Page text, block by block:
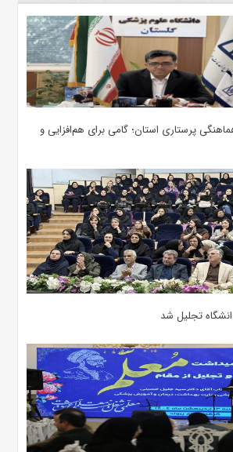
پرستاری استان؛ گامی برای هم‌افزایی و
تجلیل شد